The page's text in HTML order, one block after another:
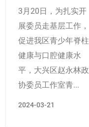
3月20日，为扎实开
展委员走基层工作，
促进我区青少年脊柱
健康与口腔健康水
平，大兴区赵永林政
协委员工作室青...
2024-03-21